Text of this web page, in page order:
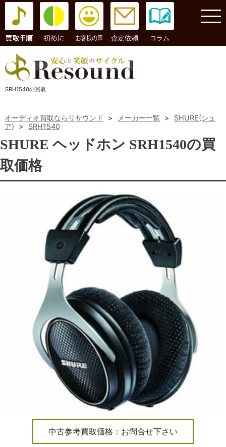
コラム
SRH1540の買取
オーディオ買取ならリサウンド > メーカー一覧 >
SHURE(シュ
ア)
> SRH1540
SHURE ヘッドホン SRH1540の買
取価格
中古参考買取価格：お問合せ下さい